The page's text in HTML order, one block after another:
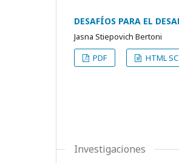
DESAFÍOS PARA EL
Jasna Stiepovich Bertoni
PDF
HTML
Investigaciones